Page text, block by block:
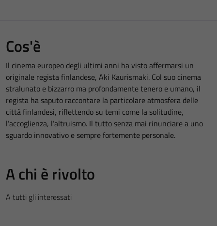
Cos'è
Il cinema europeo degli ultimi anni ha visto affermarsi un
originale regista finlandese, Aki Kaurismaki. Col suo cinema
stralunato e bizzarro ma profondamente tenero e umano, il
regista ha saputo raccontare la particolare atmosfera delle
città finlandesi, riflettendo su temi come la solitudine,
l’accoglienza, l’altruismo. Il tutto senza mai rinunciare a uno
sguardo innovativo e sempre fortemente personale.
A chi è rivolto
A tutti gli interessati